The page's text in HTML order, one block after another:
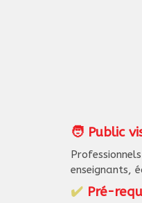
🧑 Public
enseignants,
✔️ Pré-